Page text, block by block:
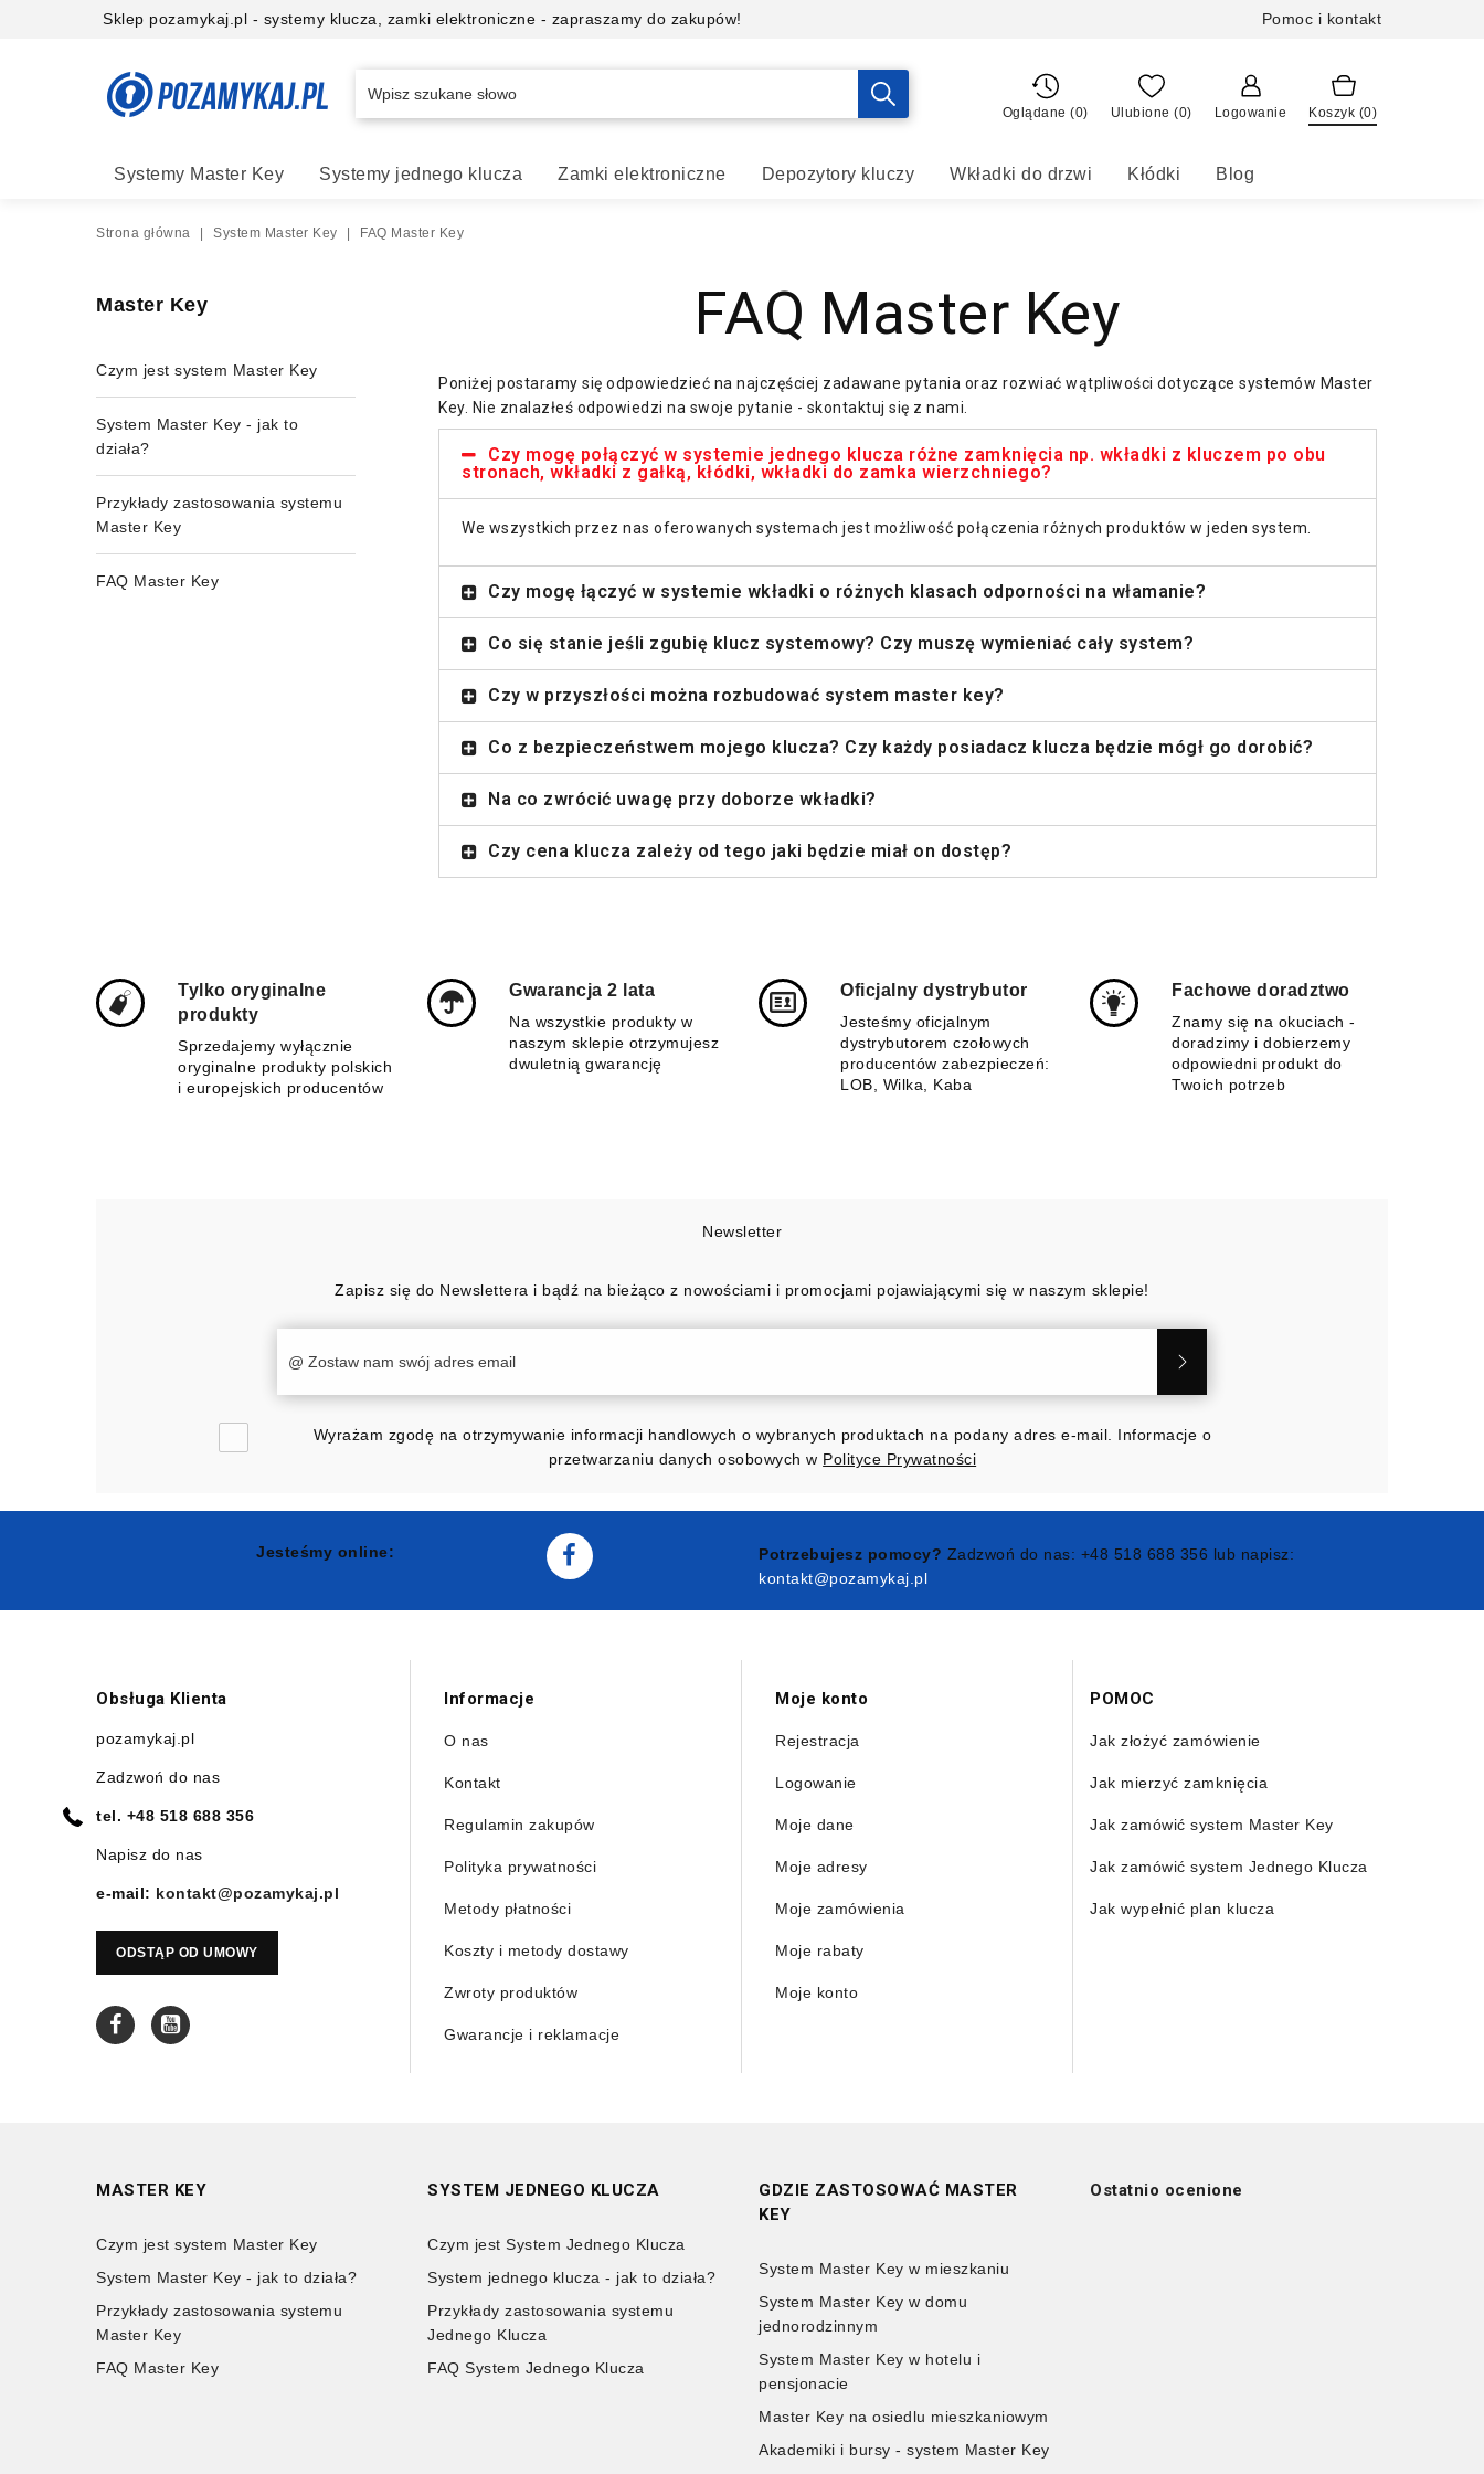
Sklep pozamykaj.pl - systemy klucza, zamki elektroniczne - zapraszamy do zakupów! Pomoc i kontakt
Oglądane (0) Ulubione (0) Logowanie Koszyk (0)
Systemy Master Key Systemy jednego klucza Zamki elektroniczne Depozytory kluczy Wkładki do drzwi Kłódki Blog
Strona główna System Master Key FAQ Master Key
Master Key
Czym jest system Master Key
System Master Key - jak to
działa?
Przykłady zastosowania systemu
Master Key
FAQ Master Key
FAQ Master Key
Poniżej postaramy się odpowiedzieć na najczęściej zadawane pytania oraz rozwiać wątpliwości dotyczące systemów Master
Key. Nie znalazłeś odpowiedzi na swoje pytanie - skontaktuj się z nami.
Czy mogę połączyć w systemie jednego klucza różne zamknięcia np. wkładki z kluczem po obu
stronach, wkładki z gałką, kłódki, wkładki do zamka wierzchniego?
We wszystkich przez nas oferowanych systemach jest możliwość połączenia różnych produktów w jeden system.
Czy mogę łączyć w systemie wkładki o różnych klasach odporności na włamanie?
Co się stanie jeśli zgubię klucz systemowy? Czy muszę wymieniać cały system?
Czy w przyszłości można rozbudować system master key?
Co z bezpieczeństwem mojego klucza? Czy każdy posiadacz klucza będzie mógł go dorobić?
Na co zwrócić uwagę przy doborze wkładki?
Czy cena klucza zależy od tego jaki będzie miał on dostęp?
Tylko oryginalne
produkty
Sprzedajemy wyłącznie
oryginalne produkty polskich
i europejskich producentów
Gwarancja 2 lata
Na wszystkie produkty w
naszym sklepie otrzymujesz
dwuletnią gwarancję
Oficjalny dystrybutor
Jesteśmy oficjalnym
dystrybutorem czołowych
producentów zabezpieczeń:
LOB, Wilka, Kaba
Fachowe doradztwo
Znamy się na okuciach -
doradzimy i dobierzemy
odpowiedni produkt do
Twoich potrzeb
Newsletter
Zapisz się do Newslettera i bądź na bieżąco z nowościami i promocjami pojawiającymi się w naszym sklepie!
Wyrażam zgodę na otrzymywanie informacji handlowych o wybranych produktach na podany adres e-mail. Informacje o
przetwarzaniu danych osobowych w Polityce Prywatności
Jesteśmy online: Potrzebujesz pomocy? Zadzwoń do nas: +48 518 688 356 lub napisz:
kontakt@pozamykaj.pl
Obsługa Klienta
pozamykaj.pl
Zadzwoń do nas
tel. +48 518 688 356
Napisz do nas
e-mail: kontakt@pozamykaj.pl
ODSTĄP OD UMOWY
Informacje
O nas
Kontakt
Regulamin zakupów
Polityka prywatności
Metody płatności
Koszty i metody dostawy
Zwroty produktów
Gwarancje i reklamacje
Moje konto
Rejestracja
Logowanie
Moje dane
Moje adresy
Moje zamówienia
Moje rabaty
Moje konto
POMOC
Jak złożyć zamówienie
Jak mierzyć zamknięcia
Jak zamówić system Master Key
Jak zamówić system Jednego Klucza
Jak wypełnić plan klucza
MASTER KEY
Czym jest system Master Key
System Master Key - jak to działa?
Przykłady zastosowania systemu
Master Key
FAQ Master Key
SYSTEM JEDNEGO KLUCZA
Czym jest System Jednego Klucza
System jednego klucza - jak to działa?
Przykłady zastosowania systemu
Jednego Klucza
FAQ System Jednego Klucza
GDZIE ZASTOSOWAĆ MASTER
KEY
System Master Key w mieszkaniu
System Master Key w domu
jednorodzinnym
System Master Key w hotelu i
pensjonacie
Master Key na osiedlu mieszkaniowym
Akademiki i bursy - system Master Key
Ostatnio ocenione